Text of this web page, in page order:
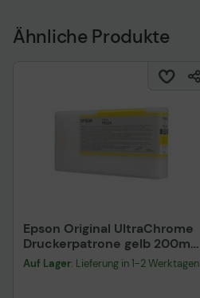
Ähnliche Produkte
Epson Original UltraChrome
Druckerpatrone gelb 200ml
(C13T653400)
Auf Lager: Lieferung in 1-2 Werktagen